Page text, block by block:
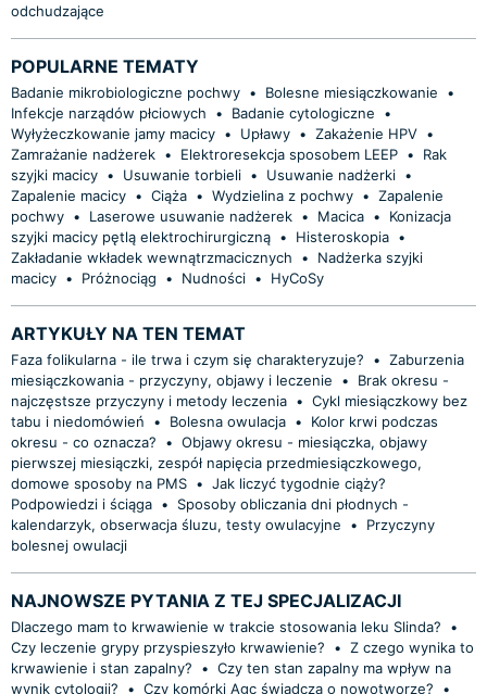
odchudzające
POPULARNE TEMATY
Badanie mikrobiologiczne pochwy • Bolesne miesiączkowanie
•
Infekcje narządów płciowych
• Badanie cytologiczne
•
Wyłyżeczkowanie jamy macicy • Upławy • Zakażenie HPV •
Zamrażanie nadżerek • Elektroresekcja sposobem LEEP •
Rak
szyjki macicy • Usuwanie torbieli • Usuwanie nadżerki •
Zapalenie macicy • Ciąża • Wydzielina z pochwy • Zapalenie
pochwy • Laserowe usuwanie nadżerek • Macica •
Konizacja
szyjki macicy pętlą elektrochirurgiczną • Histeroskopia •
Zakładanie wkładek wewnątrzmacicznych
•
Nadżerka szyjki
macicy • Próżnociąg • Nudności • HyCoSy
ARTYKUŁY NA TEN TEMAT
Faza folikularna - ile trwa i czym się charakteryzuje? • Zaburzenia
miesiączkowania - przyczyny, objawy i leczenie
•
Brak okresu -
najczęstsze przyczyny i metody leczenia • Cykl miesiączkowy bez
tabu i niedomówień
• Bolesna owulacja •
Kolor krwi podczas
okresu - co oznacza?
• Objawy okresu - miesiączka, objawy
pierwszej miesiączki, zespół napięcia przedmiesiączkowego,
domowe sposoby na PMS • Jak liczyć tygodnie ciąży?
Podpowiedzi i ściąga •
Sposoby obliczania dni płodnych -
kalendarzyk, obserwacja śluzu, testy owulacyjne
•
Przyczyny
bolesnej owulacji
NAJNOWSZE PYTANIA Z TEJ SPECJALIZACJI
Dlaczego mam to krwawienie w trakcie stosowania leku Slinda?
•
Czy leczenie grypy przyspieszyło krwawienie?
• Z czego wynika to
krwawienie i stan zapalny?
• Czy ten stan zapalny ma wpływ na
wynik cytologii?
• Czy komórki Agc świadczą o nowotworze?
•